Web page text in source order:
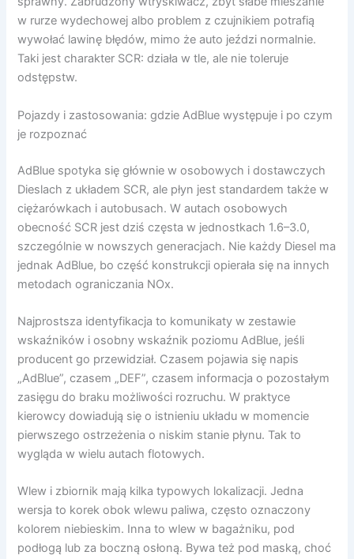
w rurze wydechowej albo problem z czujnikiem potrafią
wywołać lawinę błędów, mimo że auto jeździ normalnie.
Taki jest charakter SCR: działa w tle, ale nie toleruje
odstępstw.
Pojazdy i zastosowania: gdzie AdBlue występuje i po czym
je rozpoznać
AdBlue spotyka się głównie w osobowych i dostawczych
Dieslach z układem SCR, ale płyn jest standardem także w
ciężarówkach i autobusach. W autach osobowych
obecność SCR jest dziś częsta w jednostkach 1.6–3.0,
szczególnie w nowszych generacjach. Nie każdy Diesel ma
jednak AdBlue, bo część konstrukcji opierała się na innych
metodach ograniczania NOx.
Najprostsza identyfikacja to komunikaty w zestawie
wskaźników i osobny wskaźnik poziomu AdBlue, jeśli
producent go przewidział. Czasem pojawia się napis
„AdBlue”, czasem „DEF”, czasem informacja o pozostałym
zasięgu do braku możliwości rozruchu. W praktyce
kierowcy dowiadują się o istnieniu układu w momencie
pierwszego ostrzeżenia o niskim stanie płynu. Tak to
wygląda w wielu autach flotowych.
Wlew i zbiornik mają kilka typowych lokalizacji. Jedna
wersja to korek obok wlewu paliwa, często oznaczony
kolorem niebieskim. Inna to wlew w bagażniku, pod
podłogą lub za boczną osłoną. Bywa też pod maską, choć